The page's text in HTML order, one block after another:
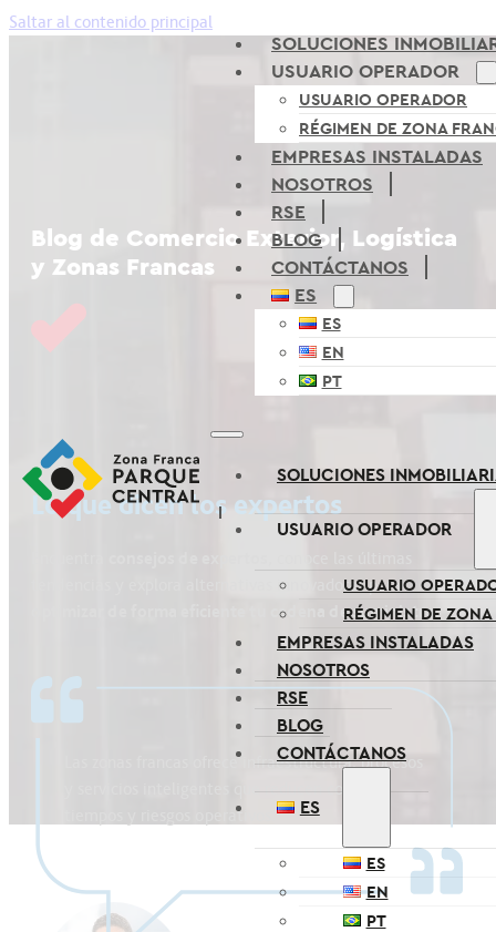
Saltar al contenido principal
SOLUCIONES
USUARIO OPERADOR
USUARIO OPERADOR
RÉGIMEN DE ZONA
EMPRESAS INSTALADAS
NOSOTROS
RSE
BLOG
CONTÁCTANOS
ES
ES
EN
PT
SOLUCIONES
USUARIO OPERADOR
USUARIO
RÉGIMEN DE
EMPRESAS INSTALADAS
NOSOTROS
RSE
BLOG
CONTÁCTANOS
ES
ES
EN
PT
Blog de Comercio Exterior, Logística
y Zonas Francas
Lo que dicen los expertos
tendencias y explora alternativas innovadoras para
optimizar de forma eficiente tu cadena de suministro.
Las zonas francas ofrece infraestructura, procesos
y servicios inteligentes que reducen costos,
tiempos y riesgos operativos.